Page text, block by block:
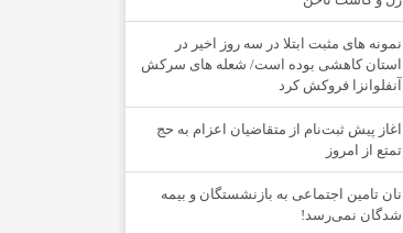
نمونه های مثبت ابتلا در سه روز اخیر در
استان کاهشی بوده است/ شعله های سرکش
آنفلوانزا فروکش کرد
اغاز پیش ثبت‌نام از متقاضیان اعزام به حج
تمتع از امروز
نان تامین اجتماعی به بازنشستگان و بیمه
شدگان نمی‌رسد!